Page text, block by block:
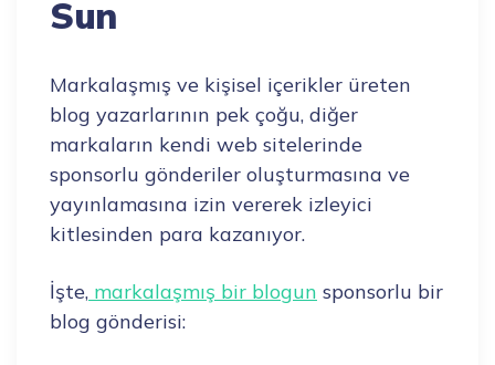
Sun
Markalaşmış ve kişisel içerikler üreten
blog yazarlarının pek çoğu, diğer
markaların kendi web sitelerinde
sponsorlu gönderiler oluşturmasına ve
yayınlamasına izin vererek izleyici
kitlesinden para kazanıyor.
İşte, markalaşmış bir blogun sponsorlu bir
blog gönderisi: